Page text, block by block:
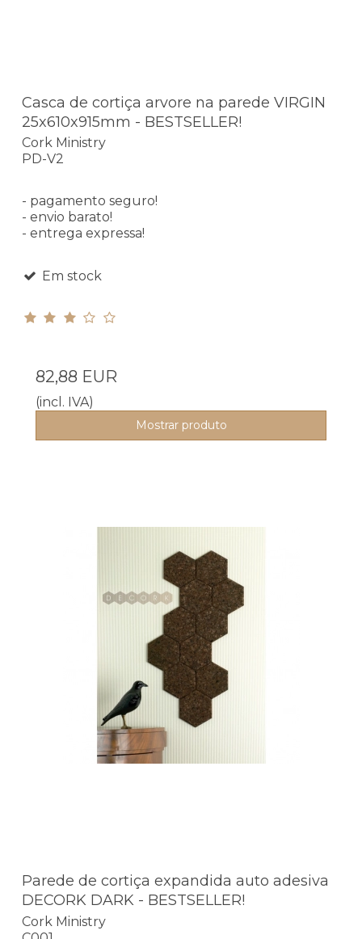
Casca de cortiça arvore na parede VIRGIN
25x610x915mm - BESTSELLER!
Cork Ministry
PD-V2
- pagamento seguro!
- envio barato!
- entrega expressa!
Em stock
82,88 EUR
(incl. IVA)
Mostrar produto
Parede de cortiça expandida auto adesiva
DECORK DARK - BESTSELLER!
Cork Ministry